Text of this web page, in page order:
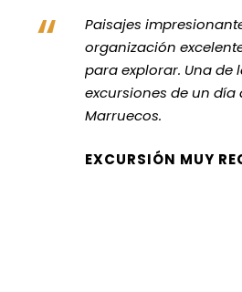
“
Paisajes
organización
para explorar. Una de
excursiones de un día
Marruecos.
EXCURSIÓN MUY